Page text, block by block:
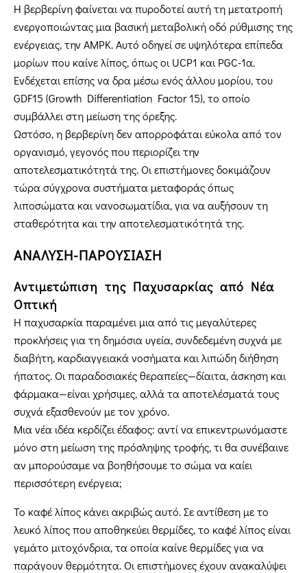
Η βερβερίνη φαίνεται να πυροδοτεί αυτή τη μετατροπή
ενεργοποιώντας μια βασική μεταβολική οδό ρύθμισης της
ενέργειας, την AMPK. Αυτό οδηγεί σε υψηλότερα επίπεδα
μορίων που καίνε λίπος, όπως οι UCP1 και PGC-1α.
Ενδέχεται επίσης να δρα μέσω ενός άλλου μορίου, του
GDF15 (Growth Differentiation Factor 15), το οποίο
συμβάλλει στη μείωση της όρεξης.
Ωστόσο, η βερβερίνη δεν απορροφάται εύκολα από τον
οργανισμό, γεγονός που περιορίζει την
αποτελεσματικότητά της. Οι επιστήμονες δοκιμάζουν
τώρα σύγχρονα συστήματα μεταφοράς όπως
λιποσώματα και νανοσωματίδια, για να αυξήσουν τη
σταθερότητα και την αποτελεσματικότητά της.
ΑΝΑΛΥΣΗ-ΠΑΡΟΥΣΙΑΣΗ
Αντιμετώπιση της Παχυσαρκίας από Νέα
Οπτική
Η παχυσαρκία παραμένει μια από τις μεγαλύτερες
προκλήσεις για τη δημόσια υγεία, συνδεδεμένη συχνά με
διαβήτη, καρδιαγγειακά νοσήματα και λιπώδη διήθηση
ήπατος. Οι παραδοσιακές θεραπείες—δίαιτα, άσκηση και
φάρμακα—είναι χρήσιμες, αλλά τα αποτελέσματά τους
συχνά εξασθενούν με τον χρόνο.
Μια νέα ιδέα κερδίζει έδαφος: αντί να επικεντρωνόμαστε
μόνο στη μείωση της πρόσληψης τροφής, τι θα συνέβαινε
αν μπορούσαμε να βοηθήσουμε το σώμα να καίει
περισσότερη ενέργεια;
Το καφέ λίπος κάνει ακριβώς αυτό. Σε αντίθεση με το
λευκό λίπος που αποθηκεύει θερμίδες, το καφέ λίπος είναι
γεμάτο μιτοχόνδρια, τα οποία καίνε θερμίδες για να
παράγουν θερμότητα. Οι επιστήμονες έχουν ανακαλύψει